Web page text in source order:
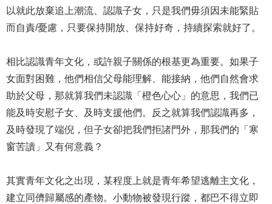
以就此放棄追上潮流、認識子女，只是我們毋須因未能緊貼
而自責/憂慮，只要保持開放、保持好奇，持續探索就好了。
相比認識青年文化，或許親子關係的根基更為重要。如果子
女面對困難，他們相信父母能理解、能接納，他們自然會求
助於父母，那就算我們未認識「橙色心心」的意思，我們已
能及時安慰子女、及時支援他們。反之就算我們認識再多，
及時發現了端倪，但子女卻把我們拒諸門外，那我們的「寒
窗苦讀」又有何意義？
其實青年文化之出現，某程度上就是青年希望逃離主文化，
建立同儕歸屬感的產物。小動物被發現行蹤，都巴不得立即